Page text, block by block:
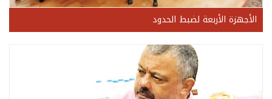
الأجهزة الأربعة لضبط الحدود